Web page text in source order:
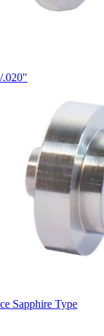
.020"
Sapphire Type